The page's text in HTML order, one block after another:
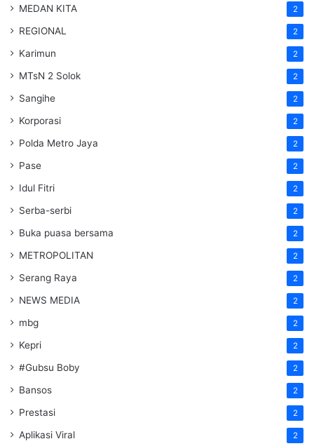
MEDAN KITA 2
REGIONAL 2
Karimun 2
MTsN 2 Solok 2
Sangihe 2
Korporasi 2
Polda Metro Jaya 2
Pase 2
Idul Fitri 2
Serba-serbi 2
Buka puasa bersama 2
METROPOLITAN 2
Serang Raya 2
NEWS MEDIA 2
mbg 2
Kepri 2
#Gubsu Boby 2
Bansos 2
Prestasi 2
Aplikasi Viral 2